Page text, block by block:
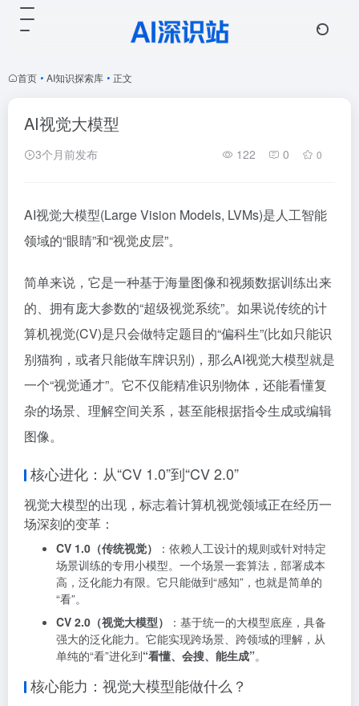
首页 • AI知识探索库 • 正文
AI视觉大模型
3个月前发布 122 0 0
AI视觉大模型(Large Vision Models, LVMs)是人工智能
领域的“眼睛”和“视觉皮层”。
简单来说，它是一种基于海量图像和视频数据训练出来
的、拥有庞大参数的“超级视觉系统”。如果说传统的计
算机视觉(CV)是只会做特定题目的“偏科生”(比如只能识
别猫狗，或者只能做车牌识别)，那么AI视觉大模型就是
一个“视觉通才”。它不仅能精准识别物体，还能看懂复
杂的场景、理解空间关系，甚至能根据指令生成或编辑
图像。
核心进化：从“CV 1.0”到“CV 2.0”
视觉大模型的出现，标志着计算机视觉领域正在经历一
场深刻的变革：
CV 1.0（传统视觉）
：依赖人工设计的规则或针对特定
场景训练的专用小模型。一个场景一套算法，部署成本
高，泛化能力有限。它只能做到“感知”，也就是简单的
“看”。
CV 2.0（视觉大模型）
：基于统一的大模型底座，具备
强大的泛化能力。它能实现跨场景、跨领域的理解，从
单纯的“看”进化到“看懂、会搜、能生成”。
核心能力：视觉大模型能做什么？